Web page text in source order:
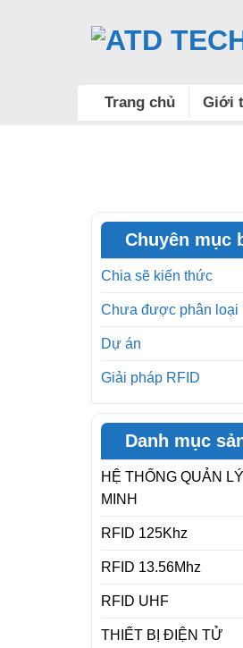
Trang chủ Giới
Chuyên mục
Chia sẽ kiến thức
Chưa được phân loại
Dự án
Giải pháp RFID
Danh mục
HỆ THỐNG QUẢN
MINH
RFID 125Khz
RFID 13.56Mhz
RFID UHF
THIẾT BỊ ĐIỆN TỬ